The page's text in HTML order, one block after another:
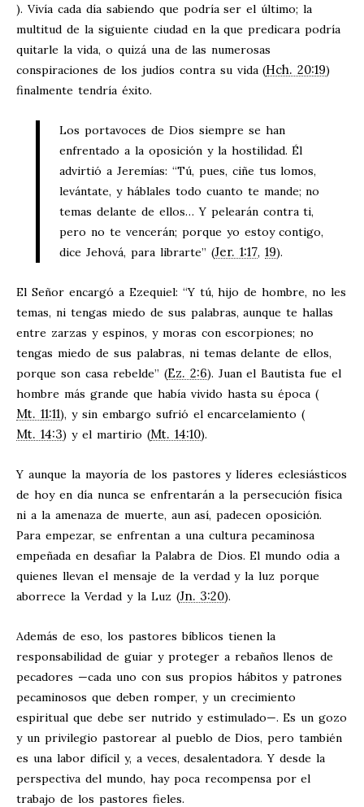
). Vivía cada día sabiendo que podría ser el último; la
multitud de la siguiente ciudad en la que predicara podría
quitarle la vida, o quizá una de las numerosas
conspiraciones de los judíos contra su vida (Hch. 20:19)
finalmente tendría éxito.
Los portavoces de Dios siempre se han
enfrentado a la oposición y la hostilidad. Él
advirtió a Jeremías: “Tú, pues, ciñe tus lomos,
levántate, y háblales todo cuanto te mande; no
temas delante de ellos… Y pelearán contra ti,
pero no te vencerán; porque yo estoy contigo,
dice Jehová, para librarte” (Jer. 1:17, 19).
El Señor encargó a Ezequiel: “Y tú, hijo de hombre, no les
temas, ni tengas miedo de sus palabras, aunque te hallas
entre zarzas y espinos, y moras con escorpiones; no
tengas miedo de sus palabras, ni temas delante de ellos,
porque son casa rebelde” (Ez. 2:6). Juan el Bautista fue el
hombre más grande que había vivido hasta su época (
Mt. 11:11), y sin embargo sufrió el encarcelamiento (
Mt. 14:3) y el martirio (Mt. 14:10).
Y aunque la mayoría de los pastores y líderes eclesiásticos
de hoy en día nunca se enfrentarán a la persecución física
ni a la amenaza de muerte, aun así, padecen oposición.
Para empezar, se enfrentan a una cultura pecaminosa
empeñada en desafiar la Palabra de Dios. El mundo odia a
quienes llevan el mensaje de la verdad y la luz porque
aborrece la Verdad y la Luz (Jn. 3:20).
Además de eso, los pastores bíblicos tienen la
responsabilidad de guiar y proteger a rebaños llenos de
pecadores —cada uno con sus propios hábitos y patrones
pecaminosos que deben romper, y un crecimiento
espiritual que debe ser nutrido y estimulado—. Es un gozo
y un privilegio pastorear al pueblo de Dios, pero también
es una labor difícil y, a veces, desalentadora. Y desde la
perspectiva del mundo, hay poca recompensa por el
trabajo de los pastores fieles.